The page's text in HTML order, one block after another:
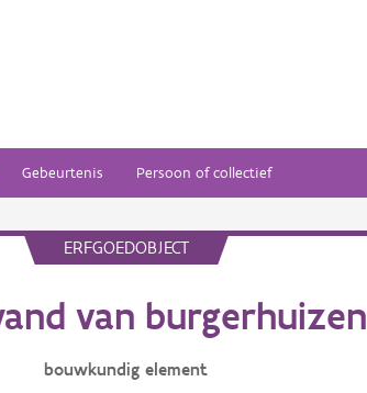
Gebeurtenis Persoon of collectief
ERFGOEDOBJECT
van burgerhuizen
bouwkundig element